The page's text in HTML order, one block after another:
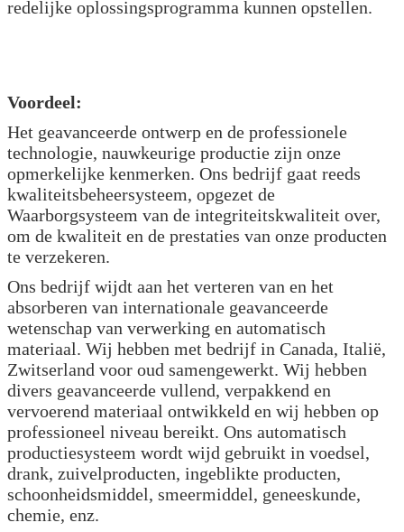
redelijke oplossingsprogramma kunnen opstellen.
Voordeel:
Het geavanceerde ontwerp en de professionele
technologie, nauwkeurige productie zijn onze
opmerkelijke kenmerken. Ons bedrijf gaat reeds
kwaliteitsbeheersysteem, opgezet de
Waarborgsysteem van de integriteitskwaliteit over,
om de kwaliteit en de prestaties van onze producten
te verzekeren.
Ons bedrijf wijdt aan het verteren van en het
absorberen van internationale geavanceerde
wetenschap van verwerking en automatisch
materiaal. Wij hebben met bedrijf in Canada, Italië,
Zwitserland voor oud samengewerkt. Wij hebben
divers geavanceerde vullend, verpakkend en
vervoerend materiaal ontwikkeld en wij hebben op
professioneel niveau bereikt. Ons automatisch
productiesysteem wordt wijd gebruikt in voedsel,
drank, zuivelproducten, ingeblikte producten,
schoonheidsmiddel, smeermiddel, geneeskunde,
chemie, enz.